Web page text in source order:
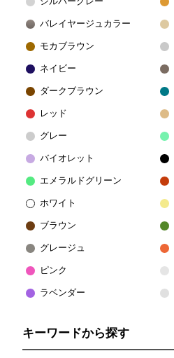
バレイヤージュカラー
モカブラウン
ネイビー
ダークブラウン
レッド
グレー
バイオレット
エメラルドグリーン
ホワイト
ブラウン
グレージュ
ピンク
ラベンダー
キーワードから探す